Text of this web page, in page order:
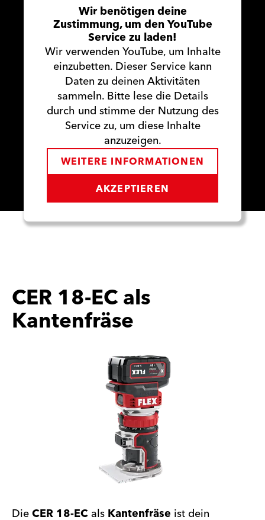
Wir benötigen deine
Zustimmung, um den YouTube
Service zu laden!
Wir verwenden YouTube, um Inhalte
einzubetten. Dieser Service kann
Daten zu deinen Aktivitäten
sammeln. Bitte lese die Details
durch und stimme der Nutzung des
Service zu, um diese Inhalte
anzuzeigen.
WEITERE INFORMATIONEN
AKZEPTIEREN
CER 18-EC als
Kantenfräse
DieCER 18-ECalsKantenfräse ist dein